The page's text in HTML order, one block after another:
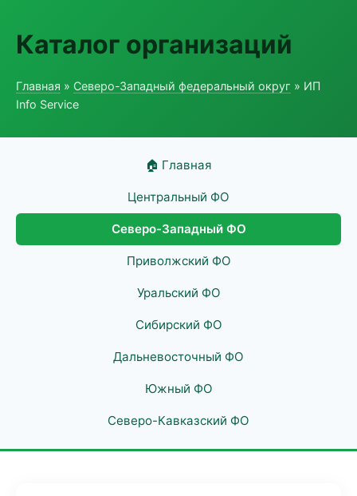
Каталог организаций
Главная » Северо-Западный федеральный округ » ИП
Info Service
🏠 Главная
Центральный ФО
Северо-Западный ФО
Приволжский ФО
Уральский ФО
Сибирский ФО
Дальневосточный ФО
Южный ФО
Северо-Кавказский ФО